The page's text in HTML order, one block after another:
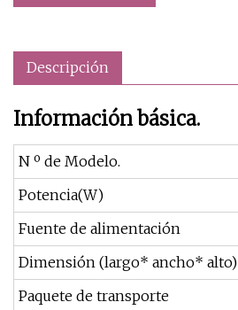
Descripción
Información básica.
N º de Modelo.
Potencia(W)
Fuente de alimentación
Dimensión (largo* ancho* alto)
Paquete de transporte